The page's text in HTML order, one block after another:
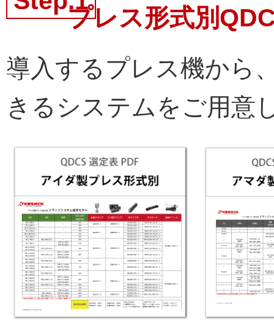
プレス形式別
導入するプレス機から
きるシステムをご用意